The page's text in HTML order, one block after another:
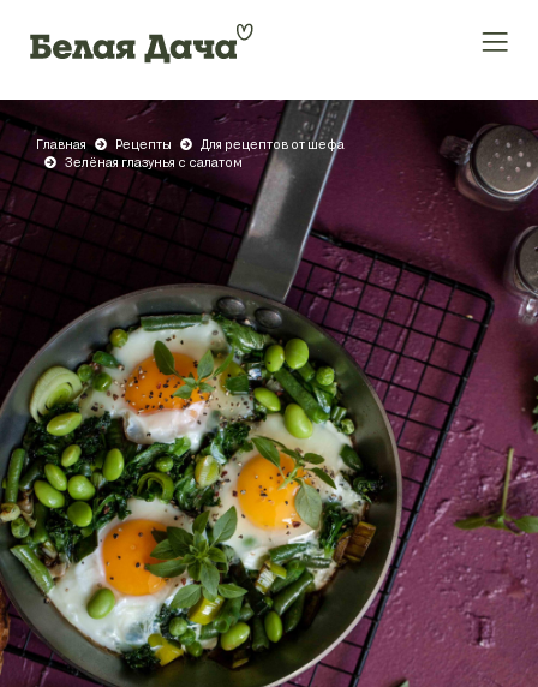
Главная Рецепты
Для рецептов от шефа
Зелёная глазунья с салатом